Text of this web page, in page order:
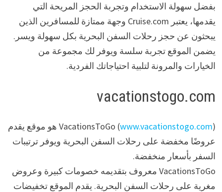
بفضل سهولة الاستخدام وتجربة الحجز المريحة التي
يقدمها، يعتبر Cruise.com وجهة ممتازة للمسافرين الذين
يبحثون عن حجز رحلات السفن البحرية بكل سهولة ويسر.
يضمن الموقع تجربة سلسة ويوفر لك مجموعة من
الخيارات والمرونة لتلبية احتياجاتك الفردية.
vacationstogo.com
VacationsToGo (www.vacationstogo.com
) هو موقع يقدم
عروضًا مخفضة على رحلات السفن البحرية ويوفر ترتيبات
السفر بأسعار منخفضة.
VacationsToGo معروف بتقديمه خصومات كبيرة وعروض
مغرية على رحلات السفن البحرية. يقدم الموقع تخفيضات